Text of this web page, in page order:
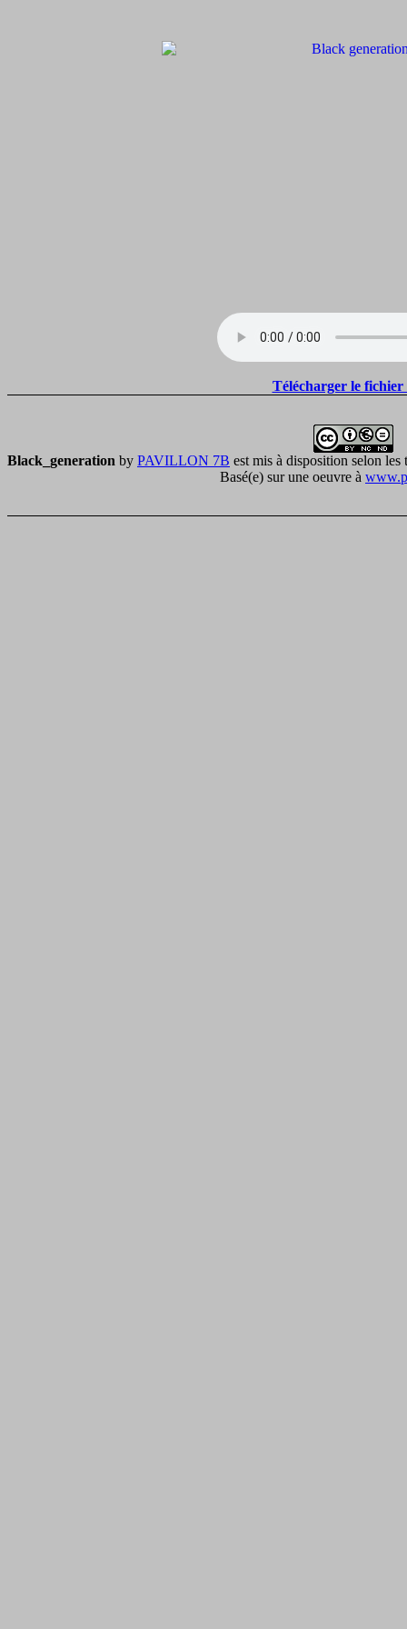
Télécharger le fichier
Black_generation by PAVILLON 7B est mis à disposition selon les
Basé(e) sur une oeuvre à